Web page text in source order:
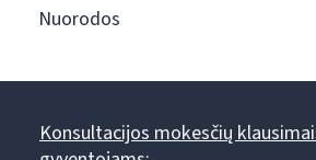
Nuorodos
Konsultacijos mokesčių